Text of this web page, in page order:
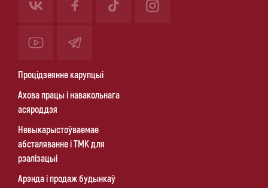
Процідзеянне карупцыі
Ахова працы і навакольнага
асяроддзя
Невыкарыстоўваемае
абсталяванне і ТМК для
рэалізацыі
Арэнда і продаж будынкаў